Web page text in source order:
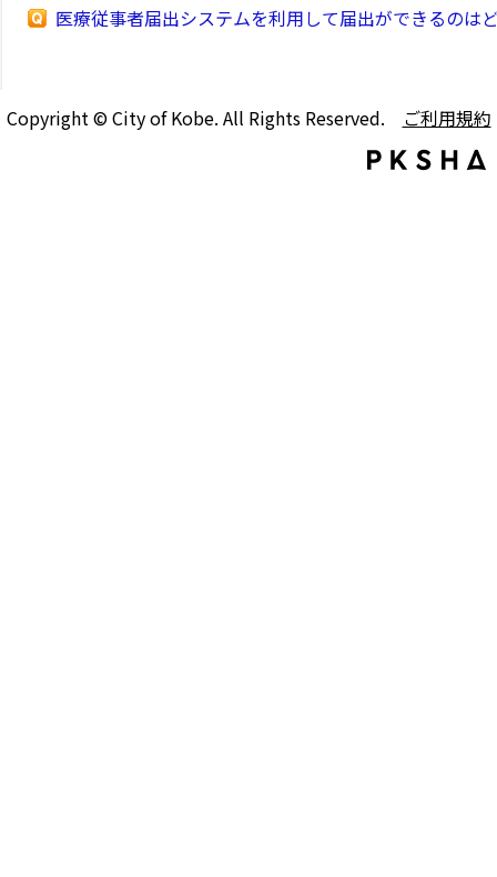
医療従事者届出システムを利用して届出ができるのは
Copyright © City of Kobe. All Rights Reserved. ご利用規約